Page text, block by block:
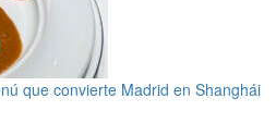
que convierte Madrid en Shanghái